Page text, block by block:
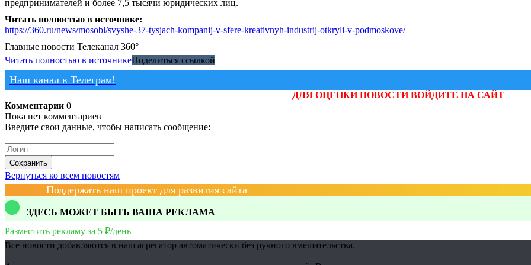
предпринимателей и более 7,5 тысячи юридических лиц.
Читать полностью в источнике:
https://360.ru/news/mosobl/svyshe-37-tysjach-kompanij-v-sfere-kreativnyh-industrij-otkryli-v-podmoskove/
Главные новости Телеканал 360°
Читать полностью в источникеПоделиться ссылкой
Наш канал в Телеграм!
ДЛЯ ОЦЕНКИ НОВОСТИ ВОЙДИТЕ НА САЙТ
Комментарии 0
Пока нет комментариев
Введите свои данные, чтобы написать сообщение:
Сохранить
Вернуться ко всем новостям
Поддержать наш проект для развития сайта
ЗДЕСЬ МОЖЕТ БЫТЬ ВАША РЕКЛАМА
Разместить рекламу за 5 ₽/день
Все новости добавляются в наш агрегатор автоматически без ручного вмешательства.